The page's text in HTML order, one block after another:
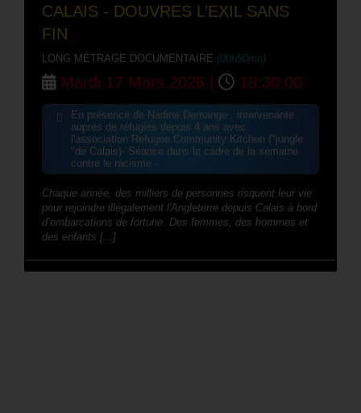
CALAIS - DOUVRES L’EXIL SANS
FIN
LONG MÉTRAGE DOCUMENTAIRE (00h50mn)
Mardi 17 Mars 2026 | 18:30:00
En présence de Nadine Demange , intervenante
auprès de réfugiés depuis 4 ans avec
l'association Refugee Community Kitchen ("jungle
"de Calais)- Séance dans le cadre de la semaine
contre le racisme -
Chaque année, des milliers de personnes risquent leur vie
pour rejoindre illégalement l'Angleterre depuis Calais à bord
d’embarcations de fortune. Des femmes, des hommes et
des enfants [...]